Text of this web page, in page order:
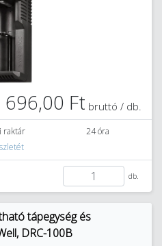
696,00 Ft bruttó / db.
raktár
24 óra
db.
tápegység és
DRC-100B